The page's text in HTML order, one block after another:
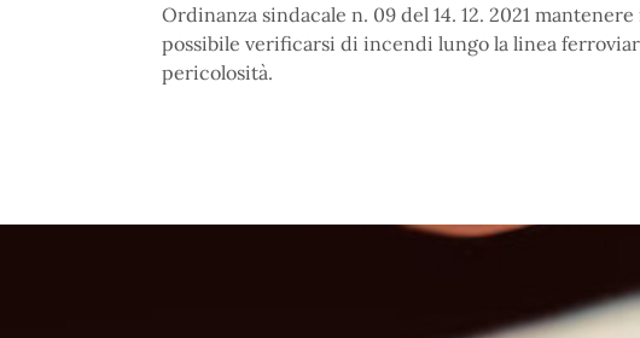
Ordinanza sindacale n. 09 del 14. 12. 2021
possibile verificarsi di incendi lungo la linea
pericolosità.